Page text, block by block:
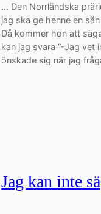
… Den Norrländska
jag ska ge henne en
Då kommer hon att
kan jag svara ”-Jag vet
önskade sig när jag
Jag kan inte